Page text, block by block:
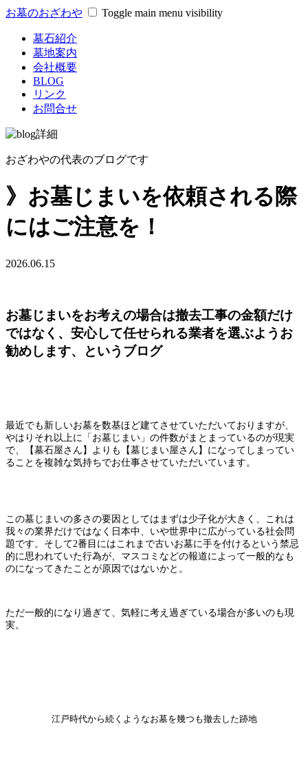
お墓のおざわや Toggle main menu visibility
墓石紹介
墓地案内
会社概要
BLOG
リンク
お問合せ
おざわやの代表のブログです
》お墓じまいを依頼される際
にはご注意を！
2026.06.15
お墓じまいをお考えの場合は撤去工事の金額だけ
ではなく、安心して任せられる業者を選ぶようお
勧めします、というブログ
最近でも新しいお墓を数基ほど建てさせていただいておりますが、
やはりそれ以上に「お墓じまい」の件数がまとまっているのが現実
で、【墓石屋さん】よりも【墓じまい屋さん】になってしまってい
ることを複雑な気持ちでお仕事させていただいています。
この墓じまいの多さの要因としてはまずは少子化が大きく、これは
我々の業界だけではなく日本中、いや世界中に広がっている社会問
題です。そして2番目にはこれまで古いお墓に手を付けるという禁忌
的に思われていた行為が、マスコミなどの報道によって一般的なも
のになってきたことが原因ではないかと。
ただ一般的になり過ぎて、気軽に考え過ぎている場合が多いのも現
実。
江戸時代から続くようなお墓を幾つも撤去した跡地